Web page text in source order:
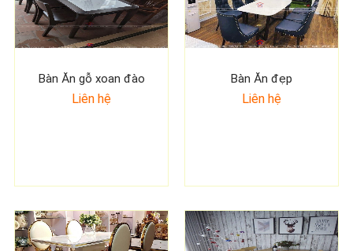
Bàn Ăn gỗ xoan đào
Liên hệ
Bàn Ăn đẹp
Liên hệ